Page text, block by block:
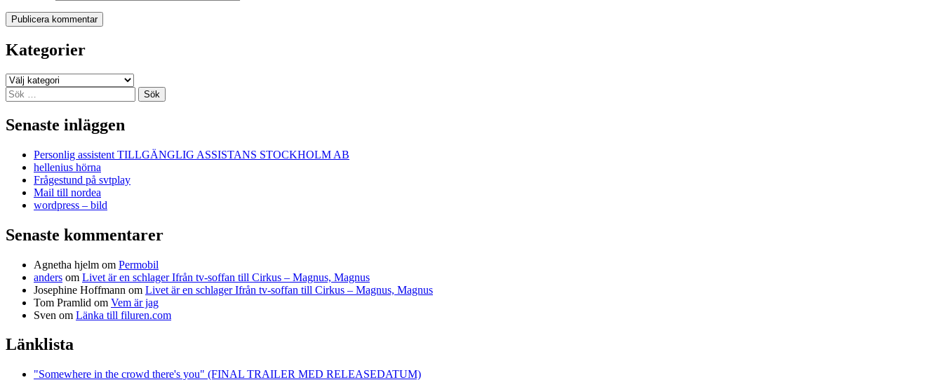
Kategorier
Kategorier
Sök
efter:
Senaste inläggen
Personlig assistent TILLGÄNGLIG ASSISTANS STOCKHOLM AB
hellenius hörna
Frågestund på svtplay
Mail till nordea
wordpress – bild
Senaste kommentarer
Agnetha hjelm om Permobil
anders om Livet är en schlager Ifrån tv-soffan till Cirkus – Magnus, Magnus
Josephine Hoffmann om Livet är en schlager Ifrån tv-soffan till Cirkus – Magnus, Magnus
Tom Pramlid om Vem är jag
Sven om Länka till filuren.com
Länklista
"Somewhere in the crowd there's you" (FINAL TRAILER MED RELEASEDATUM)